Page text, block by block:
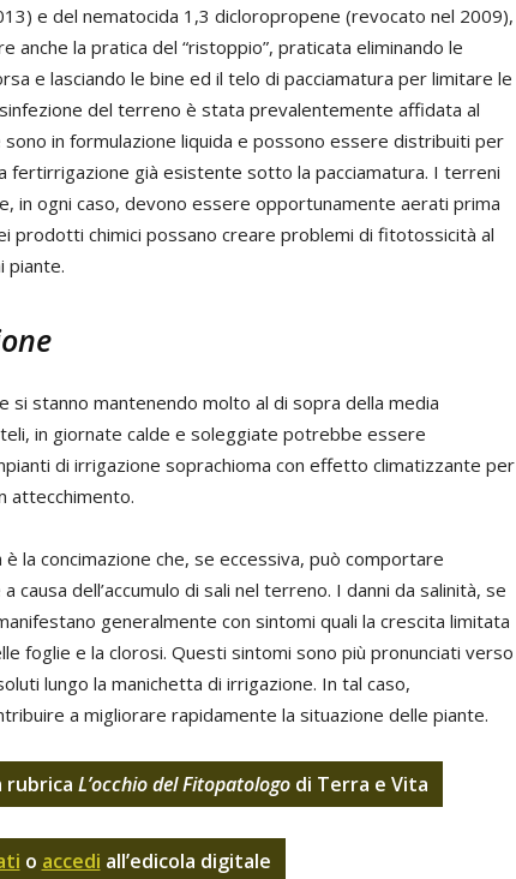
e del nematocida 1,3 dicloropropene (revocato nel 2009),
anche la pratica del “ristoppio”, praticata eliminando le
e lasciando le bine ed il telo di pacciamatura per limitare le
del terreno è stata prevalentemente affidata al
in formulazione liquida e possono essere distribuiti per
fertirrigazione già esistente sotto la pacciamatura. I terreni
in ogni caso, devono essere opportunamente aerati prima
prodotti chimici possano creare problemi di fitotossicità al
piante.
si stanno mantenendo molto al di sopra della media
in giornate calde e soleggiate potrebbe essere
di irrigazione soprachioma con effetto climatizzante per
attecchimento.
la concimazione che, se eccessiva, può comportare
causa dell’accumulo di sali nel terreno. I danni da salinità, se
generalmente con sintomi quali la crescita limitata
foglie e la clorosi. Questi sintomi sono più pronunciati verso
lungo la manichetta di irrigazione. In tal caso,
a migliorare rapidamente la situazione delle piante.
rubrica L’occhio del Fitopatologodi Terra e Vita
o accedi all’edicola digitale